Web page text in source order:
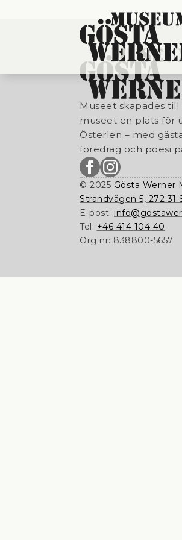
Museet skapades
museet en plats för
Österlen – med
föredrag och poesi
© 2025 Gösta Werner
Strandvägen 5, 272 31
E-post:
Tel: +46 414 104 40
Org nr: 838800-5657